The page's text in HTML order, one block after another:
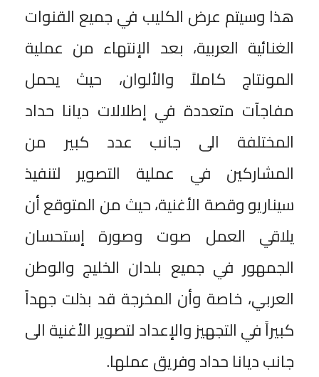
هذا وسيتم عرض الكليب في جميع القنوات
الغنائية العربية، بعد الإنتهاء من عملية
المونتاج كاملاً والألوان، حيث يحمل
مفاجآت متعددة في إطلالات ديانا حداد
المختلفة الى جانب عدد كبير من
المشاركين في عملية التصوير لتنفيذ
سيناريو وقصة الأغنية، حيث من المتوقع أن
يلاقي العمل صوت وصورة إستحسان
الجمهور في جميع بلدان الخليج والوطن
العربي، خاصة وأن المخرجة قد بذلت جهداً
كبيراً في التجهيز والإعداد لتصوير الأغنية الى
جانب ديانا حداد وفريق عملها.